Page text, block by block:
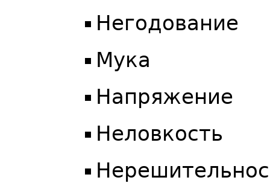
Негодование
Мука
Напряжение
Неловкость